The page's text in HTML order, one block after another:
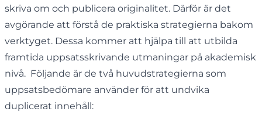
skriva om och publicera originalitet. Därför är det
avgörande att förstå de praktiska strategierna bakom
verktyget. Dessa kommer att hjälpa till att utbilda
framtida uppsatsskrivande utmaningar på akademisk
nivå. Följande är de två huvudstrategierna som
uppsatsbedömare använder för att undvika
duplicerat innehåll: